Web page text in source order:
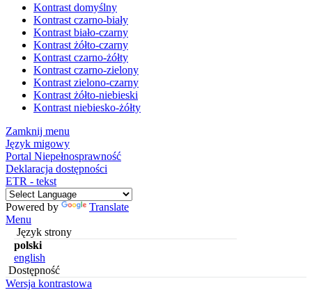
Kontrast domyślny
Kontrast czarno-biały
Kontrast biało-czarny
Kontrast żółto-czarny
Kontrast czarno-żółty
Kontrast czarno-zielony
Kontrast zielono-czarny
Kontrast żółto-niebieski
Kontrast niebiesko-żółty
Zamknij menu
Język migowy
Portal Niepełnosprawność
Deklaracja dostępności
ETR - tekst
Powered by
Translate
Menu
Język strony
polski
english
Dostępność
Wersja kontrastowa